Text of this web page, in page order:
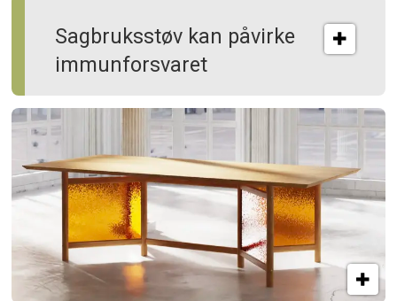
Sagbruksstøv kan på­virke
immun­forsvaret